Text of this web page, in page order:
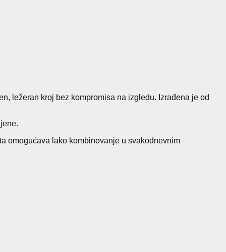
ležeran kroj bez kompromisa na izgledu. Izrađena je od
omogućava lako kombinovanje u svakodnevnim